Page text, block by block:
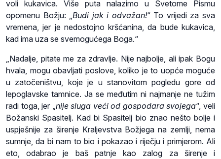
voli kukavica. Više puta nalazimo u Svetome Pismu
opomenu Božju: „Budi jak i odvažan!“ To vrijedi za sva
vremena, jer je nedostojno kršćanina, da bude kukavica,
kad ima uza se svemogućega Boga.“
„Nadalje, pitate me za zdravlje. Nije najbolje, ali ipak Bogu
hvala, mogu obavljati poslove, koliko je to uopće moguće
u zatočeništvu, koje je u stanovitom pogledu gore od
lepoglavske tamnice. Ja se međutim ni najmanje ne tužim
radi toga, jer „ nije sluga veći od gospodara svojega“, veli
Božanski Spasitelj. Kad bi Spasitelj bio znao nešto bolje i
uspješnije za širenje Kraljevstva Božjega na zemlji, nema
sumnje, da bi nam to bio i pokazao i riječju i primjerom. Ali
eto, odabrao je baš patnje kao zalog za širenje i